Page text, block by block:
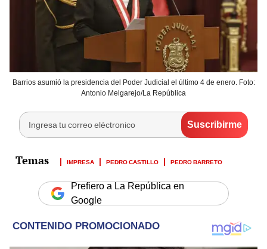
Barrios asumió la presidencia del Poder Judicial el último 4 de enero. Foto:
Antonio Melgarejo/La República
IMPRESA PEDRO CASTILLO PEDRO BARRETO
Prefiero a La República en
Google